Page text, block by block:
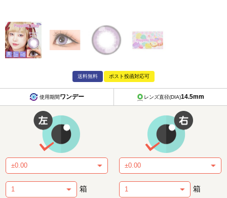
送料無料 ポスト投函対応可
使用期間ワンデー レンズ直径(DIA)14.5mm
箱 箱